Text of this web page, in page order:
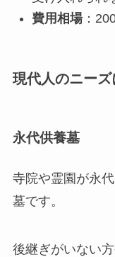
費用相場：
現代人のニー
永代供養墓
寺院や霊園が永
墓です。
後継ぎがいない